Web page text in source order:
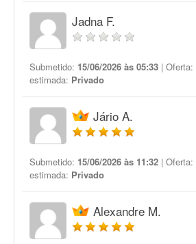
Jadna F.
Submetido: 15/06/2026 às 05:33 | Oferta:
estimada: Privado
Jário A.
Submetido: 15/06/2026 às 11:32 | Oferta:
estimada: Privado
Alexandre M.